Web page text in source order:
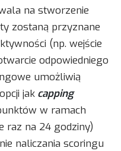
na stworzenie
zostaną przyznane
(np. wejście
odpowiedniego
umożliwią
jak capping
w ramach
raz na 24 godziny)
naliczania scoringu